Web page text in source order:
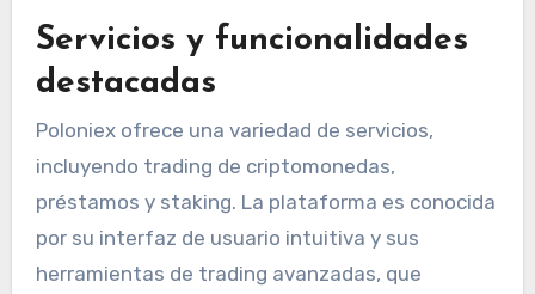
Servicios y funcionalidades
destacadas
Poloniex ofrece una variedad de servicios,
incluyendo trading de criptomonedas,
préstamos y staking. La plataforma es conocida
por su interfaz de usuario intuitiva y sus
herramientas de trading avanzadas, que